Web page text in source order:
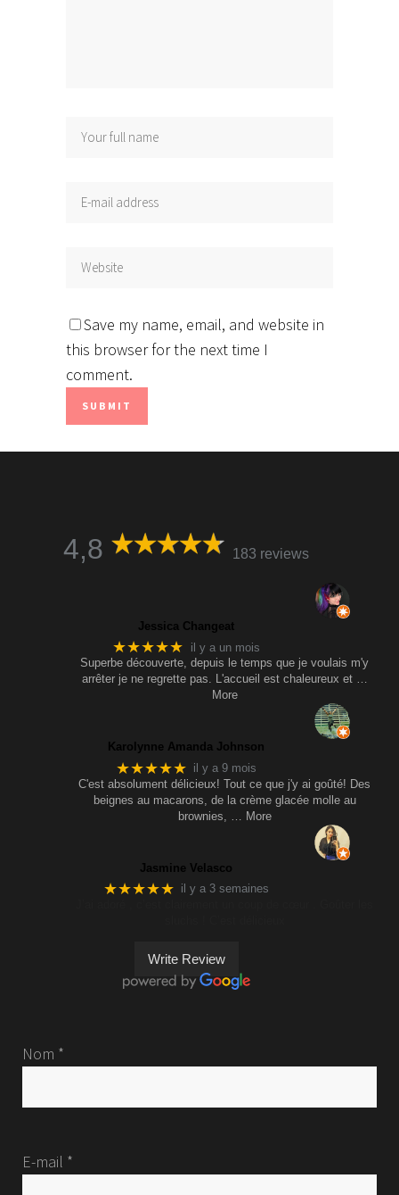
Save my name, email, and website in
this browser for the next time I
comment.
4,8 183 reviews
Jessica Changeat
★★★★★
il y a un mois
Superbe découverte, depuis le temps que je voulais m'y
arrêter je ne regrette pas. L'accueil est chaleureux et …
More
Karolynne Amanda Johnson
★★★★★ il y a 9 mois
C'est absolument délicieux! Tout ce que j'y ai goûté! Des
beignes au macarons, de la crème glacée molle au
brownies,
… More
Jasmine Velasco
★★★★★ il y a 3 semaines
Write Review
Nom *
E-mail *